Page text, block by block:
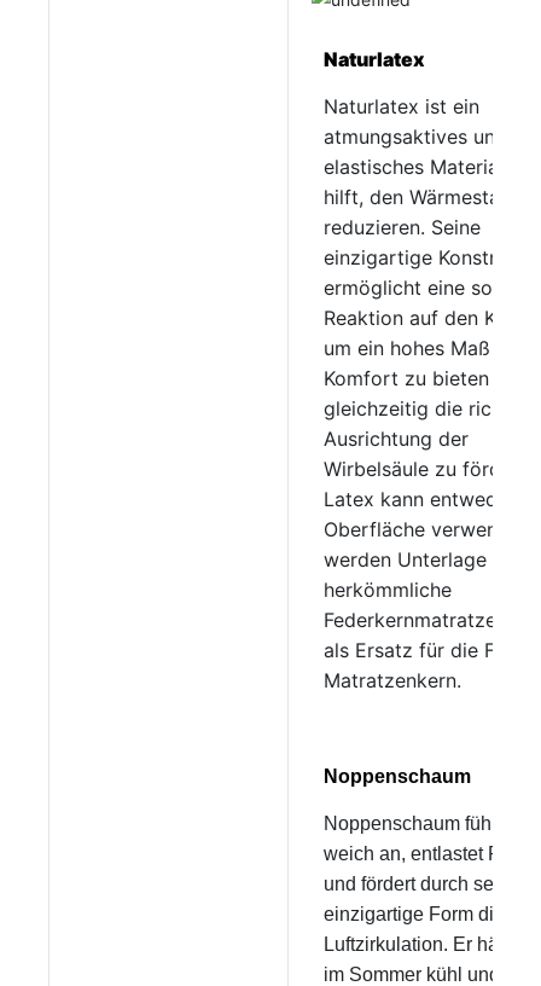
Naturlatex
Naturlatex ist ein
atmungsaktives und
elastisches Material,
hilft, den Wärmestau zu
reduzieren. Seine
einzigartige
ermöglicht eine
Reaktion auf den
um ein hohes Maß an
Komfort zu bieten und
gleichzeitig die richtige
Ausrichtung der
Wirbelsäule zu fördern.
Latex kann entweder
Oberfläche verwendet
werden Unterlage für
herkömmliche
Federkernmatratzen
als Ersatz für die Feder
Matratzenkern.
Noppenschaum
Noppenschaum fühlt sich
weich an, entlastet
und fördert durch seine
einzigartige Form die
Luftzirkulation. Er hält Sie
im Sommer kühl und im